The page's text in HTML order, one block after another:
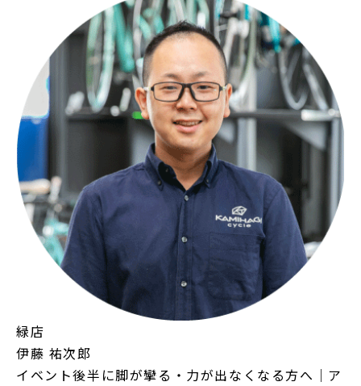
緑店
伊藤 祐次郎
イベント後半に脚が攣る・力が出なくなる方へ｜ア